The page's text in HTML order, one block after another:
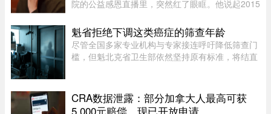
院的公益感恩直播里，突然红了眼眶。他说起2015
助短信，不到一分钟收到四个字——"发个账户"。
当天300万到账，没借条、没 ...
魁省拒绝下调这类癌症的筛查年龄
尽管全国多家专业机构与专家接连呼吁降低筛查门
槛，但魁北克省卫生部依然坚持原有标准，将结直
年轻化趋势。为此，加拿 ...
CRA数据泄露：部分加拿大人最高可获
5,000元赔偿，现已开放申请 ...